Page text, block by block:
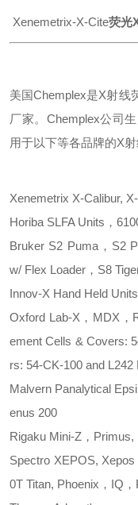
Xenemetrix-X-Cite荧光
美国Chemplex是X射线
厂家。Chemplex公司
用于以下等各品牌的X
Xenemetrix X-Calibur,
Horiba SLFA Units，
Bruker S2 Puma，S2
w/ Flex Loader，S8
Innov-X Hand Held Units
Oxford Lab-X，MDX，
ement Cells & Covers:
rs: 54-CK-100 and L242
Malvern Panalytical
enus 200
Rigaku Mini-Z，Primus,
Spectro XEPOS,
0T Titan, Phoenix，IQ